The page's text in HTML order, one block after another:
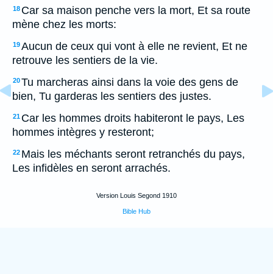
18 Car sa maison penche vers la mort, Et sa route
mène chez les morts:
19Aucun de ceux qui vont à elle ne revient, Et ne
retrouve les sentiers de la vie.
20Tu marcheras ainsi dans la voie des gens de
bien, Tu garderas les sentiers des justes.
21 Car les hommes droits habiteront le pays, Les
hommes intègres y resteront;
22 Mais les méchants seront retranchés du pays,
Les infidèles en seront arrachés.
Version Louis Segond 1910
Bible Hub